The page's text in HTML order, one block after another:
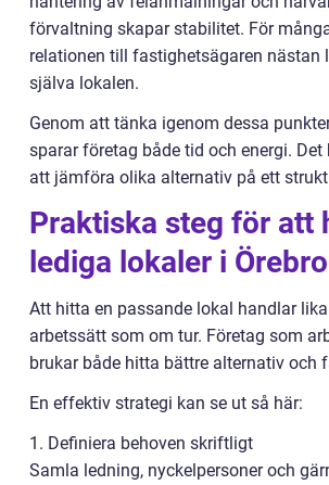
förvaltning skapar stabilitet. För
relationen till fastighetsägaren nästan
själva lokalen.
Genom att tänka igenom dessa
sparar företag både tid och energi.
att jämföra olika alternativ på ett
Praktiska steg för att
lediga lokaler i Örebro
Att hitta en passande lokal handlar
arbetssätt som om tur. Företag som
brukar både hitta bättre alternativ och
En effektiv strategi kan se ut så här:
1. Definiera behoven skriftligt
Samla ledning, nyckelpersoner och